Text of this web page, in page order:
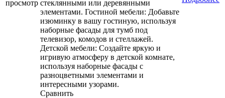
просмотр стеклянными или деревянными
элементами. Гостиной мебели: Добавьте
изюминку в вашу гостиную, используя
наборные фасады для тумб под
телевизор, комодов и стеллажей.
Детской мебели: Создайте яркую и
игривую атмосферу в детской комнате,
используя наборные фасады с
разноцветными элементами и
интересными узорами.
Сравнить